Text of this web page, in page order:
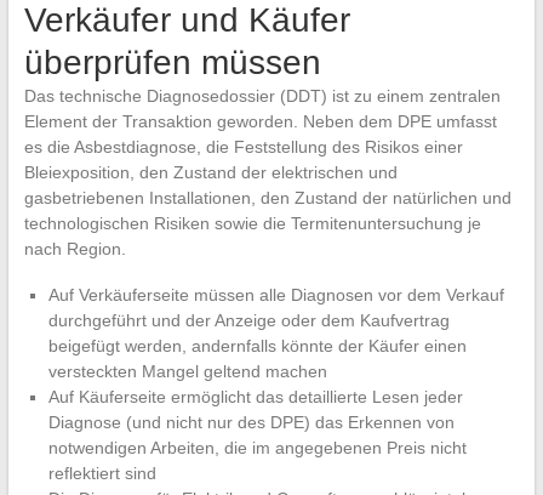
Verkäufer und Käufer
überprüfen müssen
Das technische Diagnosedossier (DDT) ist zu einem zentralen
Element der Transaktion geworden. Neben dem DPE umfasst
es die Asbestdiagnose, die Feststellung des Risikos einer
Bleiexposition, den Zustand der elektrischen und
gasbetriebenen Installationen, den Zustand der natürlichen und
technologischen Risiken sowie die Termitenuntersuchung je
nach Region.
Auf Verkäuferseite müssen alle Diagnosen vor dem Verkauf
durchgeführt und der Anzeige oder dem Kaufvertrag
beigefügt werden, andernfalls könnte der Käufer einen
versteckten Mangel geltend machen
Auf Käuferseite ermöglicht das detaillierte Lesen jeder
Diagnose (und nicht nur des DPE) das Erkennen von
notwendigen Arbeiten, die im angegebenen Preis nicht
reflektiert sind